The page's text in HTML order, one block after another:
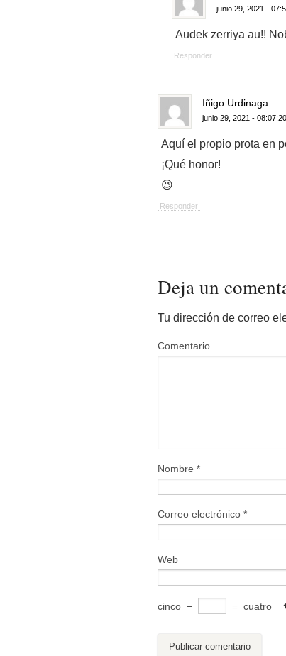
junio 29, 2021 -
Audek zerriya au!!
Responder
Iñigo Urdinaga
junio 29, 2021 - 08:07:20
Aquí el propio prota en
¡Qué honor!
😉
Responder
Deja un
Tu dirección de correo
Comentario
Nombre*
Correo electrónico*
Web
cinco − = cuatro